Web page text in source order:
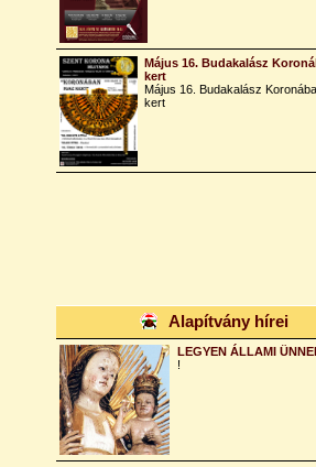
Május 16. Budakalász
kert
Május 16. Budakalász
kert
Alapítvány hírei
LEGYEN ÁLLAMI
!